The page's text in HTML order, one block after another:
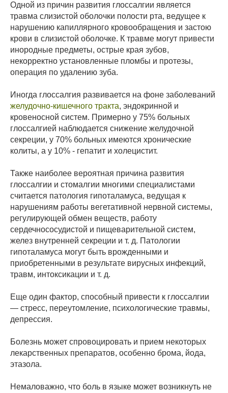
Одной из причин развития глоссалгии является
травма слизистой оболочки полости рта, ведущее к
нарушению капиллярного кровообращения и застою
крови в слизистой оболочке. К травме могут привести
инородные предметы, острые края зубов,
некорректно установленные пломбы и протезы,
операция по удалению зуба.
Иногда глоссалгия развивается на фоне заболеваний
желудочно-кишечного тракта, эндокринной и
кровеносной систем. Примерно у 75% больных
глоссалгией наблюдается снижение желудочной
секреции, у 70% больных имеются хронические
колиты, а у 10% - гепатит и холецистит.
Также наиболее вероятная причина развития
глоссалгии и стомалгии многими специалистами
считается патология гипоталамуса, ведущая к
нарушениям работы вегетативной нервной системы,
регулирующей обмен веществ, работу
сердечнососудистой и пищеварительной систем,
желез внутренней секреции и т. д. Патологии
гипоталамуса могут быть врожденными и
приобретенными в результате вирусных инфекций,
травм, интоксикации и т. д.
Еще один фактор, способный привести к глоссалгии
— стресс, переутомление, психологические травмы,
депрессия.
Болезнь может спровоцировать и прием некоторых
лекарственных препаратов, особенно брома, йода,
этазола.
Немаловажно, что боль в языке может возникнуть не